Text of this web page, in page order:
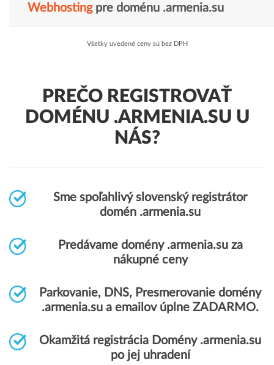
Webhostingpre doménu .armenia.su
Všetky uvedené ceny sú bez DPH
PREČO REGISTROVAŤ
DOMÉNU .ARMENIA.SU U
NÁS?
Sme spoľahlivý slovenský registrátor
domén .armenia.su
Predávame domény .armenia.su za
nákupné ceny
Parkovanie, DNS, Presmerovanie domény
.armenia.su a emailov úplne ZADARMO.
Okamžitá registrácia Domény .armenia.su
po jej uhradení